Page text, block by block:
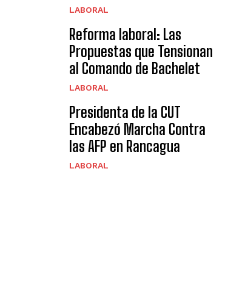
LABORAL
Reforma laboral: Las
Propuestas que Tensionan
al Comando de Bachelet
LABORAL
Presidenta de la CUT
Encabezó Marcha Contra
las AFP en Rancagua
LABORAL